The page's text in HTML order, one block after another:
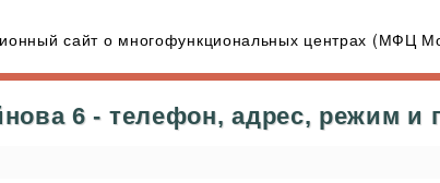
сайт о многофункциональных центрах (МФЦ
6 - телефон, адрес, режим и